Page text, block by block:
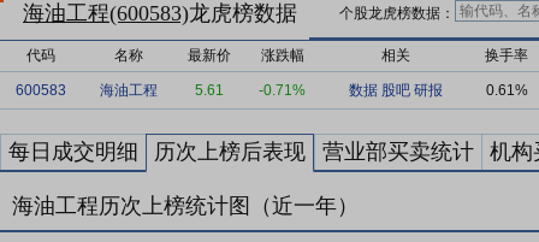
海油工程(600583)龙虎榜数据 个股龙虎榜数据：
代码 名称 最新价 涨跌幅 相关 换手率
600583 海油工程 5.61 -0.71% 数据 股吧 研报 0.61%
每日成交明细 历次上榜后表现 营业部买卖统计 机构
海油工程历次上榜统计图（近一年）